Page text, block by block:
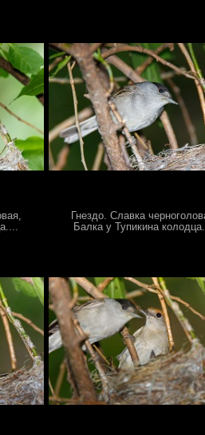
Гнездо. Славка
Балка у Тупикина